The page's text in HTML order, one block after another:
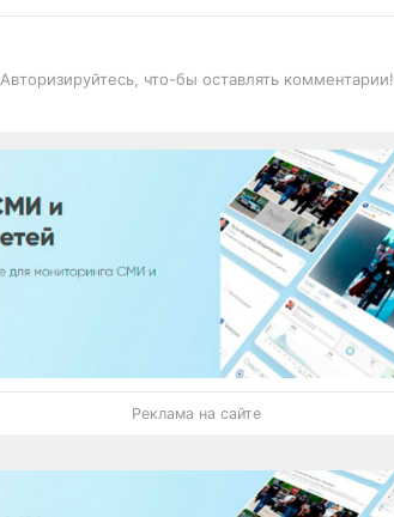
Авторизируйтесь, что-бы оставлять комментарии!
Реклама на сайте